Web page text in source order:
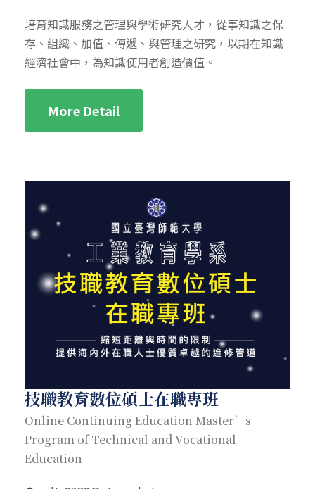
培育知識服務之管理與學術研究人才，從事知識之保
存、組織、加值、傳遞、與管理之研究，以期在知識
經濟社會中，為知識使用者創造價值。
More Detail
技職教育數位碩士在職專班
Online Continuing Education Master’s
Program of Technical and Vocational
Education